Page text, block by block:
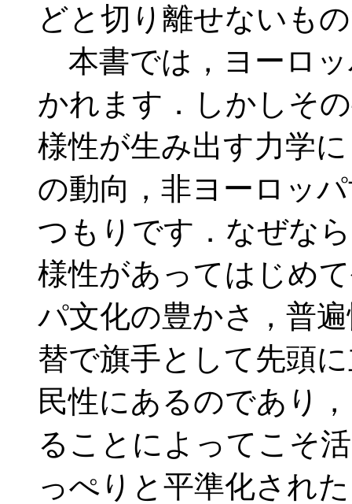
どと切り離せないも
本書では，ヨーロ
かれます．しかしそ
様性が生み出す力学
の動向，非ヨーロッ
つもりです．なぜな
様性があってはじめ
パ文化の豊かさ，普
替で旗手として先頭
民性にあるのであり
ることによってこそ
っぺりと平準化され